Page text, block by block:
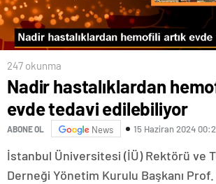
247 okunma
Nadir hastalıklardan
evde tedavi edilebiliyor
ABONE OL News 15 Haziran 2024
İstanbul Üniversitesi (İÜ) Rektörü ve
Derneği Yönetim Kurulu Başkanı